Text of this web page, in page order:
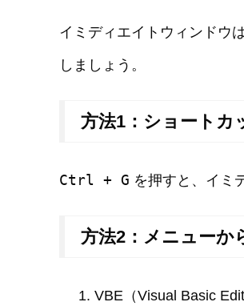
イミディエイトウィンドウ
しましょう。
方法1：ショートカ
Ctrl + G を押すと、イミ
方法2：メニューか
VBE（Visual Basic